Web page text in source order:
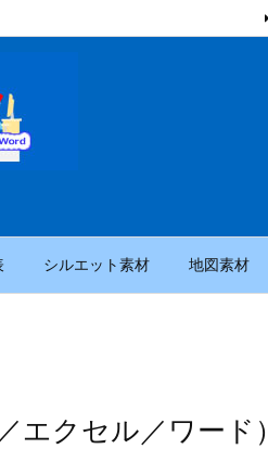
シルエット素材 地図素材
エクセル／ワード）